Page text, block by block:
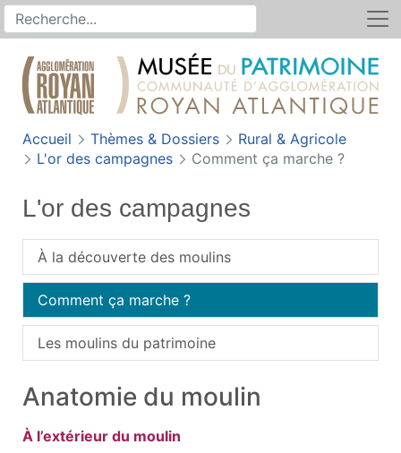
Recherche sur le site
Rechercher
Accueil Thèmes & Dossiers
Rural & Agricole
L'or des campagnes
Comment ça marche ?
L'or des campagnes
À la découverte des moulins
Comment ça marche ?
Les moulins du patrimoine
Anatomie du moulin
À l’extérieur du moulin